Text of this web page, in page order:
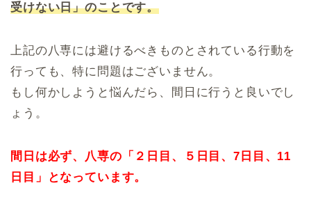
受けない日」のことです。
上記の八専には避けるべきものとされている行動を
行っても、特に問題はございません。
もし何かしようと悩んだら、間日に行うと良いでし
ょう。
間日は必ず、八専の「２日目、５日目、7日目、11
日目」となっています。